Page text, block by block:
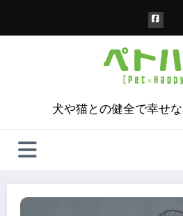
犬や猫との健全で幸せ